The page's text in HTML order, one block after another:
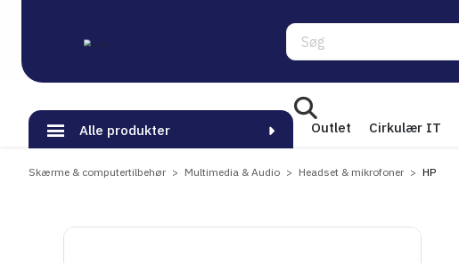
Søg
Alle produkter Outlet Cirkulær IT
Skærme & computertilbehør Multimedia & Audio Headset & mikrofoner HP